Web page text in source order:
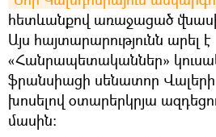
հետևանքով առաջացած
Այս հայտարարությունն արել է
«Հանրապետականներ»
ֆրանսիացի սենատոր Վալերի
խոսելով օտարերկրյա
մասին։